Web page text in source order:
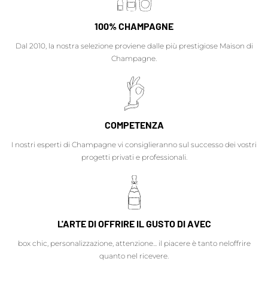
100% CHAMPAGNE
Dal 2010, la nostra selezione proviene dalle più prestigiose Maison di
Champagne.
COMPETENZA
I nostri esperti di Champagne vi consiglieranno sul successo dei vostri
progetti privati e professionali.
L'ARTE DI OFFRIRE IL GUSTO DI AVEC
box chic, personalizzazione, attenzione... il piacere è tanto neloffrire
quanto nel ricevere.